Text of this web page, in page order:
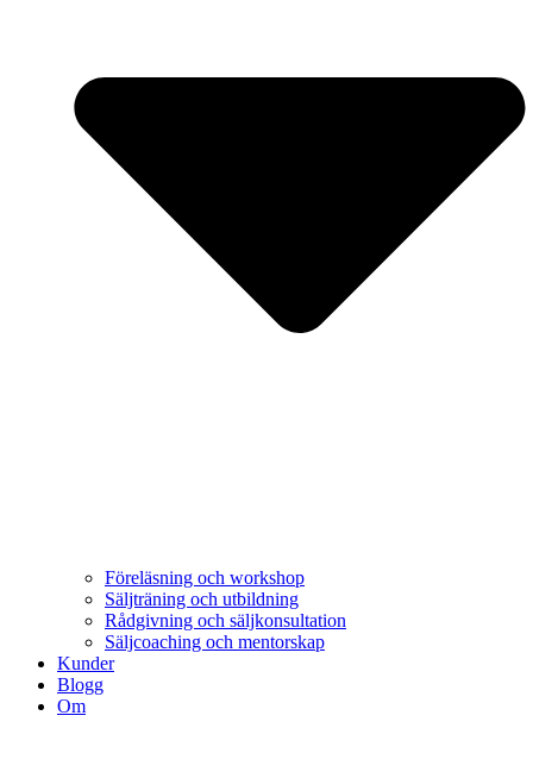
Föreläsning och workshop
Säljträning och utbildning
Rådgivning och säljkonsultation
Säljcoaching och mentorskap
Kunder
Blogg
Om